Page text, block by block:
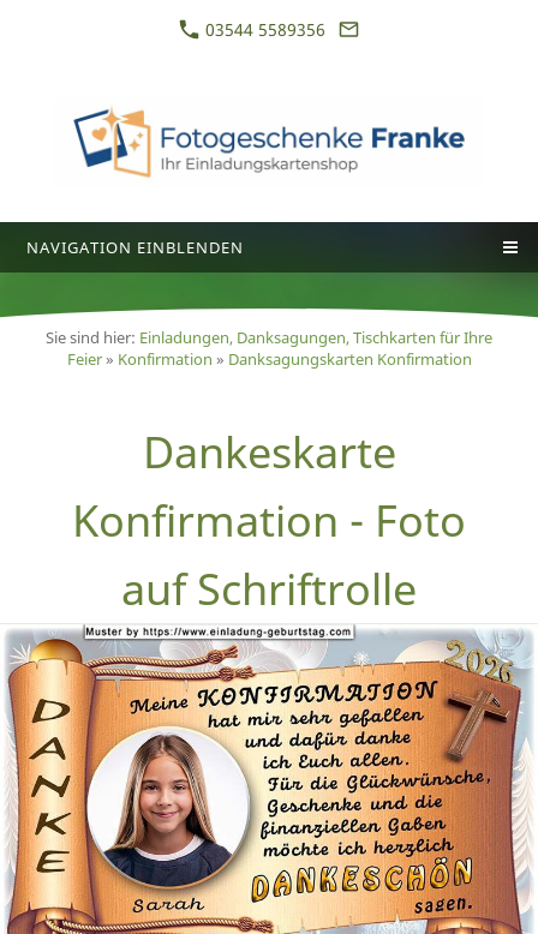
03544 5589356
NAVIGATION EINBLENDEN
Sie sind hier: Einladungen, Danksagungen, Tischkarten für Ihre
Feier» Konfirmation » Danksagungskarten Konfirmation
Dankeskarte
Konfirmation - Foto
auf Schriftrolle